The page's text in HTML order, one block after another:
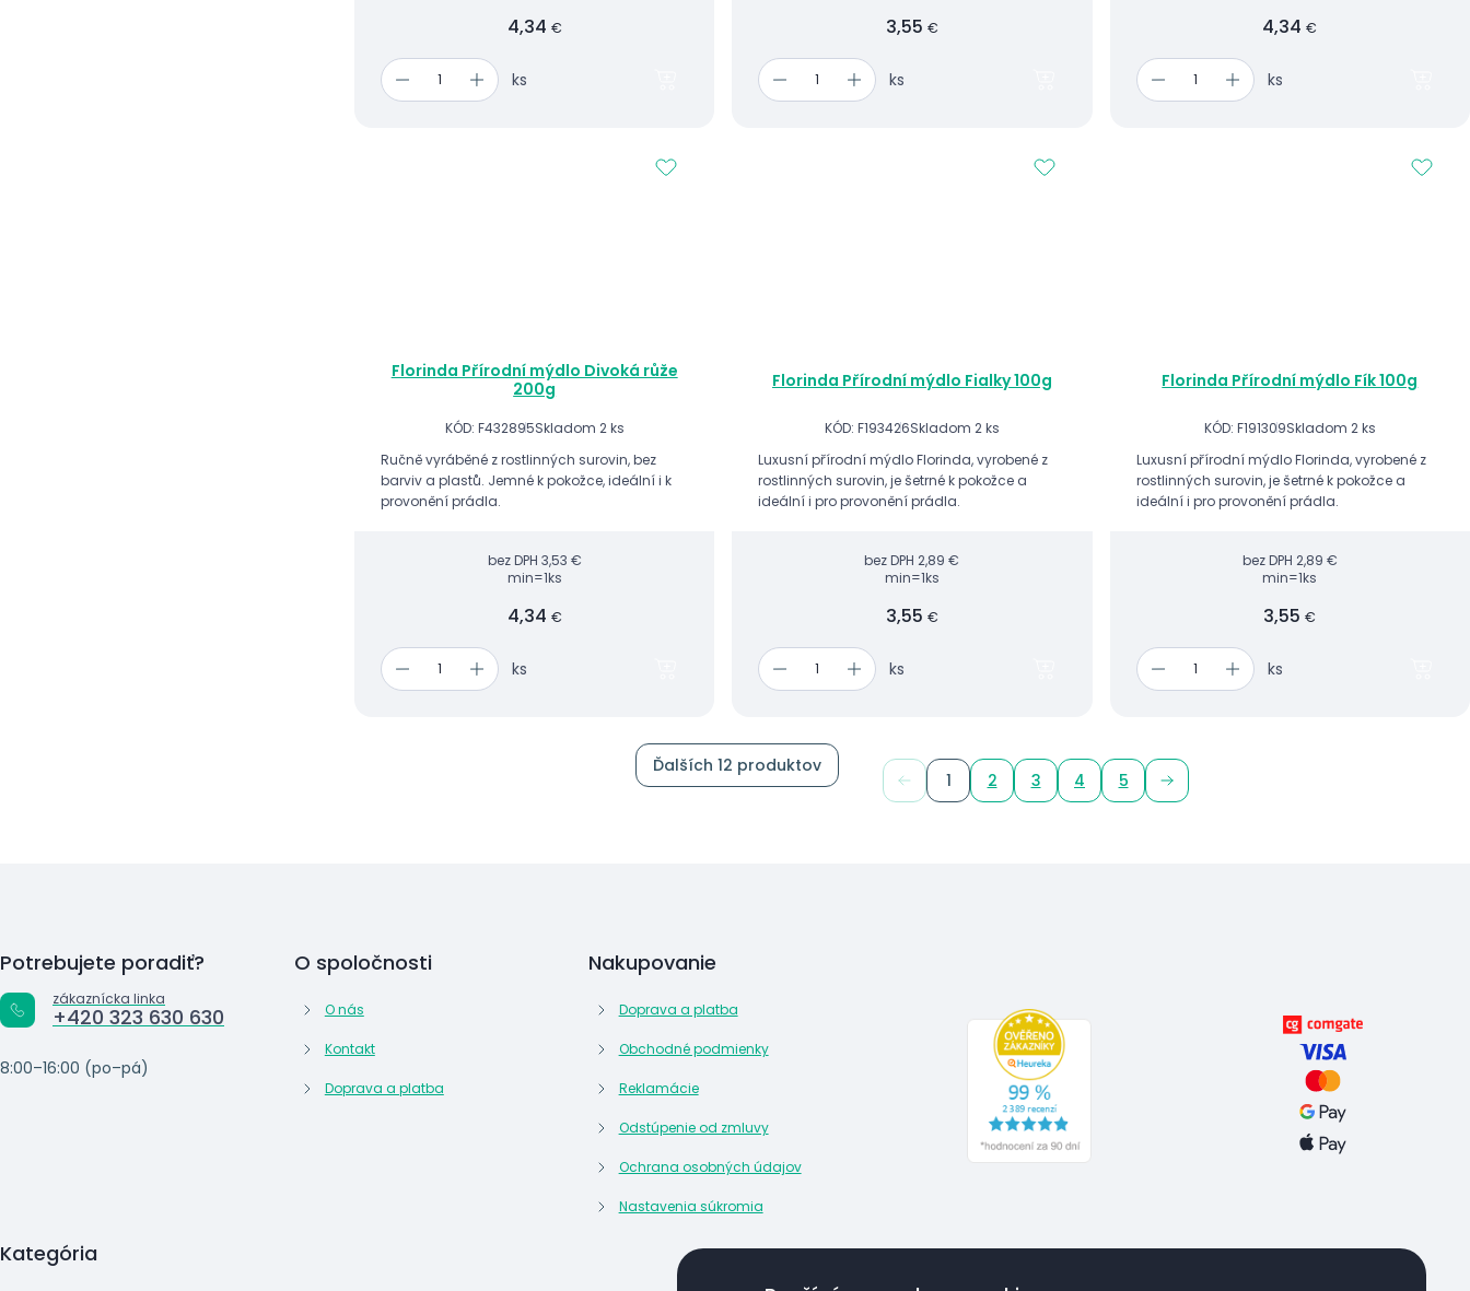
4,34 €
ks
3,55 €
ks
4,34€
ks
Florinda Přírodní mýdlo Divoká růže
200g
KÓD: F432895Skladom 2 ks
Ručně vyráběné z rostlinných surovin, bez
barviv a plastů. Jemné k pokožce, ideální i k
provonění prádla.
bez DPH 3,53 €
min=1ks
4,34 €
ks
Florinda Přírodní mýdlo Fialky 100g
KÓD: F193426Skladom 2 ks
Luxusní přírodní mýdlo Florinda, vyrobené z
rostlinných surovin, je šetrné k pokožce a
ideální i pro provonění prádla.
bez DPH 2,89 €
min=1ks
3,55 €
ks
Florinda Přírodní mýdlo Fík 100g
KÓD: F191309Skladom 2 ks
Luxusní přírodní mýdlo Florinda, vyrobené z
rostlinných surovin, je šetrné k pokožce a
ideální i pro provonění prádla.
bez DPH 2,89 €
min=1ks
3,55€
ks
Ďalších 12 produktov
1 2 3 4 5
Potrebujete poradiť?
zákaznícka linka
+420 323 630 630
8:00–16:00 (po–pá)
O spoločnosti
O nás
Kontakt
Doprava a platba
Kategória
Nakupovanie
Doprava a platba
Obchodné podmienky
Reklamácie
Odstúpenie od zmluvy
Ochrana osobných údajov
Nastavenia súkromia